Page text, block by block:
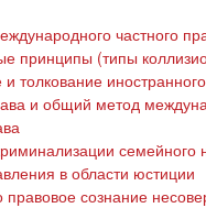
частного
принципы (типы
толкование
и общий метод
семейного
в области юстиции
правовое сознание